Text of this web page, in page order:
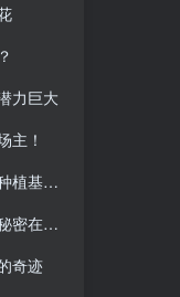
力巨大
主！
会失望
耳机中
奇迹
力巨大
主！
会失望
耳机中
奇迹